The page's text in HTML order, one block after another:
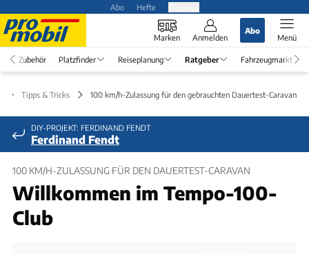
Abo Hefte
Marken Anmelden
Abo
Menü
Zubehör Platzfinder Reiseplanung Ratgeber Fahrzeugmarkt
Tipps & Tricks 100 km/h-Zulassung für den gebrauchten Dauertest-Caravan
DIY-PROJEKT: FERDINAND FENDT
Ferdinand Fendt
100 KM/H-ZULASSUNG FÜR DEN DAUERTEST-CARAVAN
Willkommen im Tempo-100-
Club